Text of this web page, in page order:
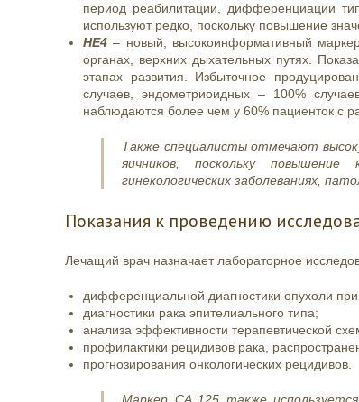
период реабилитации, дифференциации
используют редко, поскольку повышение
НЕ4 – новый, высокоинформативный
органах, верхних дыхательных путях.
этапах развития. Избыточное
случаев, эндометриоидных – 100%
наблюдаются более чем у 60% пациенток с
Также специалисты отмечают
яичников, поскольку
гинекологических заболеваниях,
Показания к проведению
Лечащий врач назначает лабораторное
дифференциальной диагностики опухоли
диагностики рака эпителиального типа;
анализа эффективности терапевтической
профилактики рецидивов рака,
прогнозирования онкологических рецидивов.